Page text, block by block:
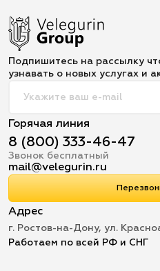
Подпишитесь на рассылку
узнавать о новых услугах и
Горячая линия
8 (800) 333-46-47
Звонок бесплатный
mail@velegurin.ru
Адрес
г. Ростов-на-Дону, ул.
Работаем по всей РФ и СНГ